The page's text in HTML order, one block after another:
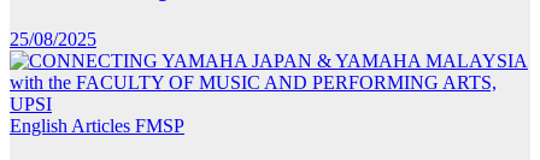
25/08/2025
English Articles FMSP